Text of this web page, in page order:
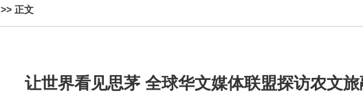
>> 正文
让世界看见思茅 全球华文媒体联盟探访农文